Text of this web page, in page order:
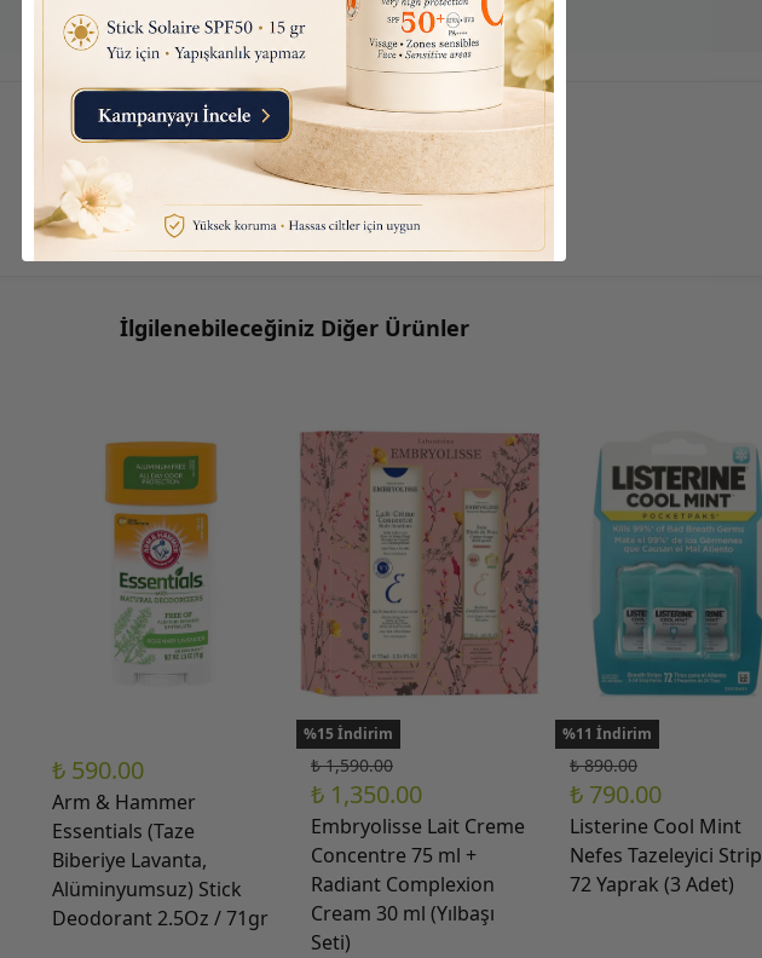
İlgilenebileceğiniz Diğer Ürünler
₺ 590.00
Arm & Hammer
Essentials (Taze
Biberiye Lavanta,
Alüminyumsuz) Stick
Deodorant 2.5Oz / 71gr
%15 İndirim
₺ 1,590.00
₺ 1,350.00
Embryolisse Lait Creme
Concentre 75 ml +
Radiant Complexion
Cream 30 ml (Yılbaşı
Seti)
%11 İndirim
₺ 890.00
₺ 790.00
Listerine Cool Mint
Nefes Tazeleyici Strip
72 Yaprak (3 Adet)